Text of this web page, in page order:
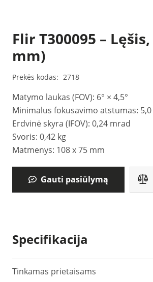
Flir T300095 – Lęšis,
mm)
Prekės kodas: 2718
Matymo laukas (FOV): 6° × 4,5°
Minimalus fokusavimo atstumas:
Erdvinė skyra (IFOV): 0,24 mrad
Svoris: 0,42 kg
Matmenys: 108 x 75 mm
Gauti pasiūlymą
Specifikacija
Tinkamas prietaisams